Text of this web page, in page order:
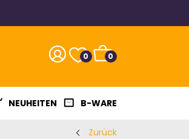
0 0
NEUHEITEN B-WARE
Zurück